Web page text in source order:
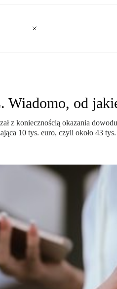
Wiadomo, od
z koniecznością okazania
10 tys. euro, czyli około 43